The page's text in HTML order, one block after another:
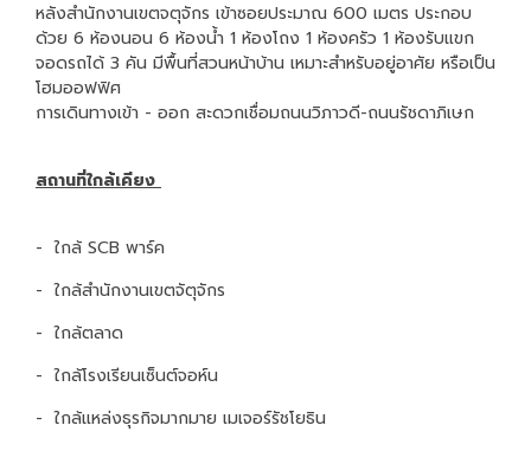
หลังสำนักงานเขตจตุจักร เข้าซอยประมาณ 600 เมตร ประกอบ
ด้วย 6 ห้องนอน 6 ห้องน้ำ 1 ห้องโถง 1 ห้องครัว 1 ห้องรับแขก
จอดรถได้ 3 คัน มีพื้นที่สวนหน้าบ้าน เหมาะสำหรับอยู่อาศัย หรือเป็น
โฮมออฟฟิศ
การเดินทางเข้า - ออก สะดวกเชื่อมถนนวิภาวดี-ถนนรัชดาภิเษก
สถานที่ใกล้เคียง
- ใกล้ SCB พาร์ค
- ใกล้สำนักงานเขตจัตุจักร
- ใกล้ตลาด
- ใกล้โรงเรียนเซ็นต์จอห์น
- ใกล้แหล่งธุรกิจมากมาย เมเจอร์รัชโยธิน